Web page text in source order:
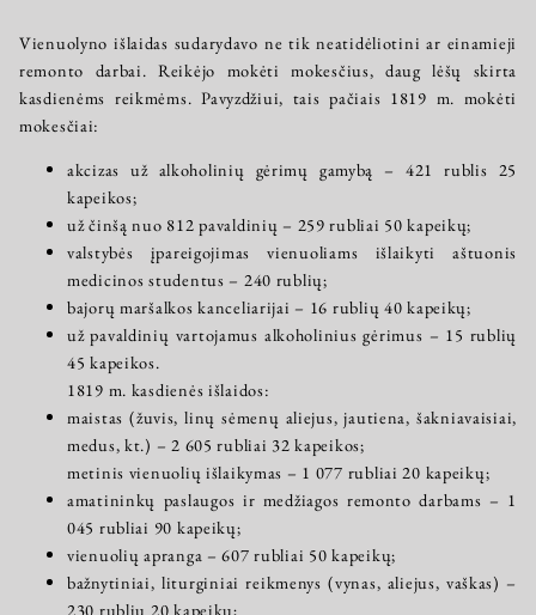
Vienuolyno išlaidas sudarydavo ne tik neatidėliotini ar einamieji
remonto darbai. Reikėjo mokėti mokesčius, daug lėšų skirta
kasdienėms reikmėms. Pavyzdžiui, tais pačiais 1819 m. mokėti
mokesčiai:
akcizas už alkoholinių gėrimų gamybą – 421 rublis 25
kapeikos;
už činšą nuo 812 pavaldinių – 259 rubliai 50 kapeikų;
valstybės įpareigojimas vienuoliams išlaikyti aštuonis
medicinos studentus – 240 rublių;
bajorų maršalkos kanceliarijai – 16 rublių 40 kapeikų;
už pavaldinių vartojamus alkoholinius gėrimus – 15 rublių
45 kapeikos.
1819 m. kasdienės išlaidos:
maistas (žuvis, linų sėmenų aliejus, jautiena, šakniavaisiai,
medus, kt.) – 2 605 rubliai 32 kapeikos;
metinis vienuolių išlaikymas – 1 077 rubliai 20 kapeikų;
amatininkų paslaugos ir medžiagos remonto darbams – 1
045 rubliai 90 kapeikų;
vienuolių apranga – 607 rubliai 50 kapeikų;
bažnytiniai, liturginiai reikmenys (vynas, aliejus, vaškas) –
230 rublių 20 kapeikų;